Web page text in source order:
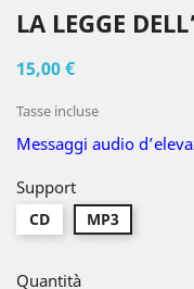
LA LEGGE
15,00 €
Tasse incluse
Messaggi audio
Support
CD MP3
Quantità